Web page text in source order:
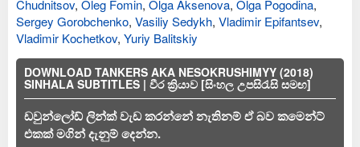
Chudnitsov, Oleg Fomin, Olga Aksenova, Olga Pogodina,
Sergey Gorobchenko, Vasiliy Sedykh, Vladimir Epifantsev,
Vladimir Kochetkov, Yuriy Balitskiy
DOWNLOAD TANKERS AKA NESOKRUSHIMYY (2018)
SINHALA SUBTITLES | වීර ක්‍රියාව [සිංහල උපසිරැසි සමඟ]
ඩවුන්ලෝඩ් ලින්ක් වැඩ කරන්නේ නැතිනම් ඒ බව කමෙන්ට්
එකක් මගින් දැනුම් දෙන්න.